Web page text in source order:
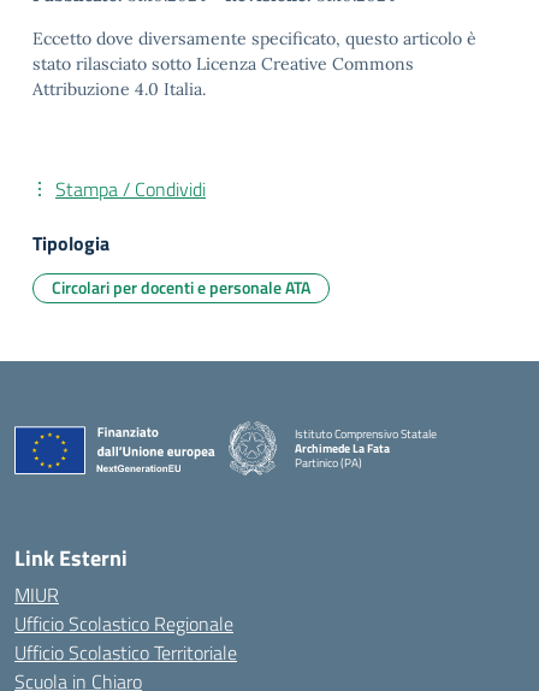
Eccetto dove diversamente specificato, questo articolo è
stato rilasciato sotto Licenza Creative Commons
Attribuzione 4.0 Italia.
Stampa / Condividi
Tipologia
Circolari per docenti e personale ATA
Istituto Comprensivo Statale
Archimede La Fata
Partinico (PA)
Link Esterni
MIUR
Ufficio Scolastico Regionale
Ufficio Scolastico Territoriale
Scuola in Chiaro